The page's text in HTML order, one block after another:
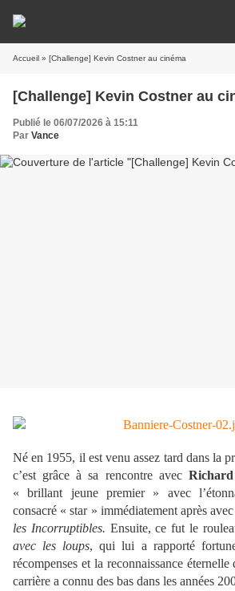
Accueil » [Challenge] Kevin Costner au cinéma
[Challenge] Kevin Costner au
Publié le 06/07/2026 à 15:11
Par Vance
Né en 1955, il est venu assez tard dans la
c’est grâce à sa rencontre avec
« brillant jeune premier » avec
consacré « star » immédiatement après
les Incorruptibles. Ensuite, ce fut le
avec les loups, qui lui a rapporté
récompenses et la reconnaissance
carrière a connu des bas dans les années